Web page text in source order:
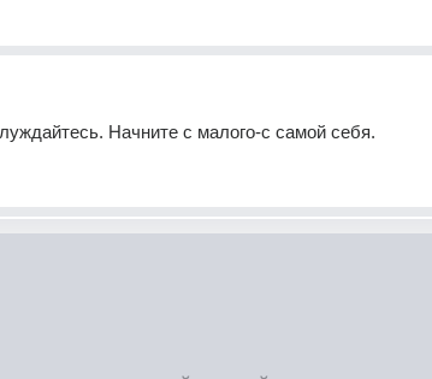
Начните с малого-с самой себя.